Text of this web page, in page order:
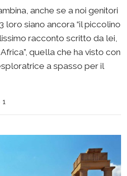
anche se a noi genitori
loro siano ancora “il piccolino
racconto scritto da lei,
quella che ha visto con
a spasso per il
1